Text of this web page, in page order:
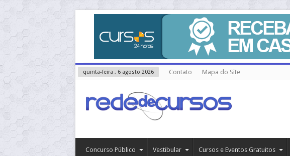
quinta-feira , 6 agosto 2026 Contato Mapa do Site
Concurso Público Vestibular Cursos e Eventos Gratuitos